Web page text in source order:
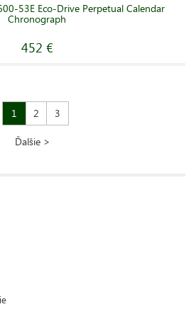
53E Eco-Drive Perpetual Calendar
Chronograph
452 €
1 2 3
Ďalšie >